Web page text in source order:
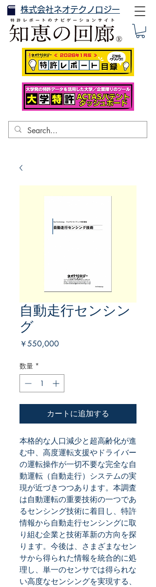
株式会社ネオテクノロジー
自動走行センシン
グ
￥550,000価
数量 *
カートに追加する
本格的な人口減少と超高齢化が進
む中、高度運転支援やドライバー
の運転操作が一切不要な完全な自
動運転（自動走行）システムの実
現が近づきつつあります。本調査
は自動運転の重要技術の一つであ
るセンシング技術に着目し、特許
情報から自動走行センシングに取
り組む企業と技術革新の方向を探
ります。今後は、さまざまなセン
サから得られた情報を統合的に処
理し、単一のセンサでは得られな
い高度なセンシングを実現する、